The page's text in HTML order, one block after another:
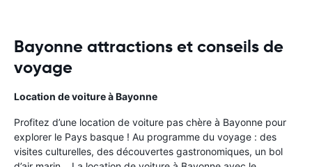
Bayonne attractions et conseils de
voyage
Location de voiture à Bayonne
Profitez d’une location de voiture pas chère à Bayonne pour
explorer le Pays basque ! Au programme du voyage : des
visites culturelles, des découvertes gastronomiques, un bol